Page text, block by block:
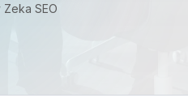
Zeka SEO